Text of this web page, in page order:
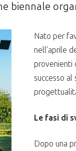
biennale
Nato per
nell’aprile
provenienti
successo
Le fasi di
Dopo una